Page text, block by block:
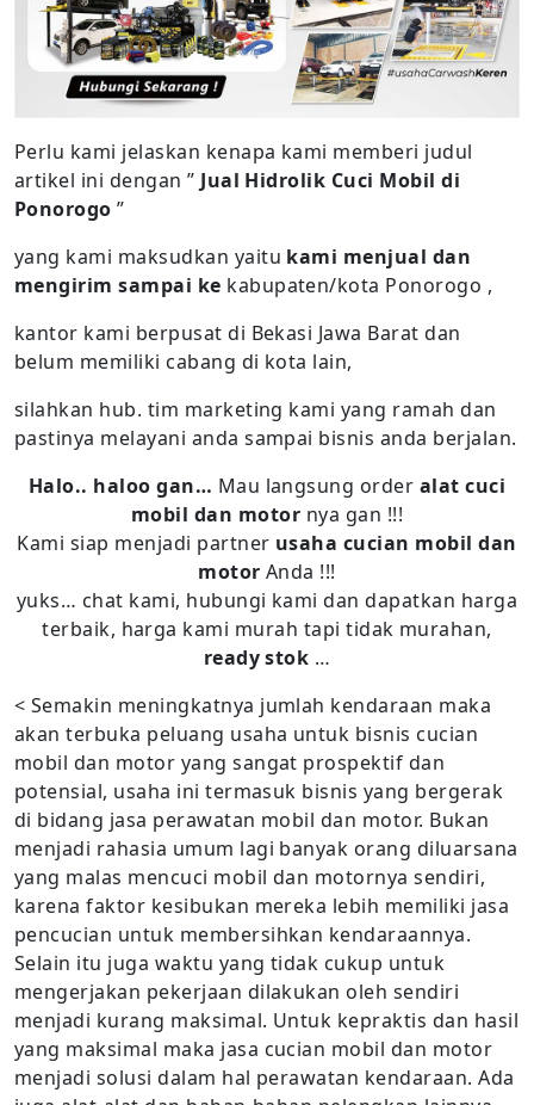
Perlu kami jelaskan kenapa kami memberi judul
artikel ini dengan ” Jual Hidrolik Cuci Mobil di
Ponorogo”
yang kami maksudkan yaitu kami menjual dan
mengirim sampai ke kabupaten/kota Ponorogo ,
kantor kami berpusat di Bekasi Jawa Barat dan
belum memiliki cabang di kota lain,
silahkan hub. tim marketing kami yang ramah dan
pastinya melayani anda sampai bisnis anda berjalan.
Halo.. haloo gan… Mau langsung order alat cuci
mobil dan motor nya gan !!!
Kami siap menjadi partner usaha cucian mobil dan
motor Anda !!!
yuks… chat kami, hubungi kami dan dapatkan harga
terbaik, harga kami murah tapi tidak murahan,
ready stok …
< Semakin meningkatnya jumlah kendaraan maka
akan terbuka peluang usaha untuk bisnis cucian
mobil dan motor yang sangat prospektif dan
potensial, usaha ini termasuk bisnis yang bergerak
di bidang jasa perawatan mobil dan motor. Bukan
menjadi rahasia umum lagi banyak orang diluarsana
yang malas mencuci mobil dan motornya sendiri,
karena faktor kesibukan mereka lebih memiliki jasa
pencucian untuk membersihkan kendaraannya.
Selain itu juga waktu yang tidak cukup untuk
mengerjakan pekerjaan dilakukan oleh sendiri
menjadi kurang maksimal. Untuk kepraktis dan hasil
yang maksimal maka jasa cucian mobil dan motor
menjadi solusi dalam hal perawatan kendaraan. Ada